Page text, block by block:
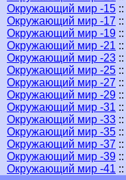
Окружающий мир -15 ::
Окружающий мир -17 ::
Окружающий мир -19 ::
Окружающий мир -21 ::
Окружающий мир -23 ::
Окружающий мир -25 ::
Окружающий мир -27 ::
Окружающий мир -29 ::
Окружающий мир -31 ::
Окружающий мир -33 ::
Окружающий мир -35 ::
Окружающий мир -37 ::
Окружающий мир -39 ::
Окружающий мир -41 ::